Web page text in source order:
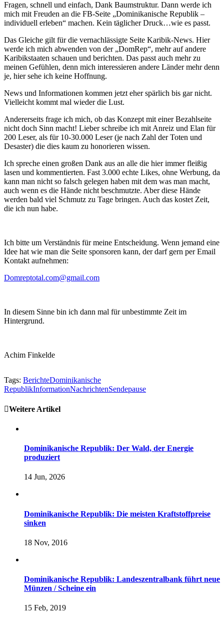
Fragen, schnell und einfach, Dank Baumstruktur. Dann werde ich
mich mit Freuden an die FB-Seite „Dominikanische Republik –
individuell erleben“ machen. Kein täglicher Druck…wie es passt.
Das Gleiche gilt für die vernachlässigte Seite Karibik-News. Hier
werde ich mich abwenden von der „DomRep“, mehr auf andere
Karibikstaaten schauen und berichten. Das passt auch mehr zu
meinen Gefühlen, denn mich interessieren andere Länder mehr denn
je, hier sehe ich keine Hoffnung.
News und Informationen kommen jetzt eher spärlich bis gar nicht.
Vielleicht kommt mal wieder die Lust.
Andererseits frage ich mich, ob das Konzept mit einer Bezahlseite
nicht doch Sinn macht! Lieber schreibe ich mit Anreiz und Elan für
200 Leser, als für 10-30.000 Leser (je nach Zahl der Toten und
Desaster) die dies kaum zu honorieren wissen.
Ich spreche einen großen Dank aus an alle die hier immer fleißig
lasen und kommentierten. Fast 3.000 echte Likes, ohne Werbung, da
kann man nicht so falsch gelegen haben mit dem was man macht,
auch wenn es die Hände nicht beschmutzte. Aber diese Hände
werden bald viel Schmutz zu Tage bringen. Auch das kostet Zeit,
die ich nun habe.
Ich bitte um Verständnis für meine Entscheidung. Wenn jemand eine
Idee hat wie man die Seite sponsoren kann, der darf gern per Email
Kontakt aufnehmen:
Domreptotal.com@gmail.com
In diesem Sinne bin ich dann mal für unbestimmte Zeit im
Hintergrund.
Achim Finkelde
Tags: BerichteDominikanische
RepublikInformationNachrichtenSendepause
Weitere Artikel
Dominikanische Republik: Der Wald, der Energie
produziert
14 Jun, 2026
Dominikanische Republik: Die meisten Kraftstoffpreise
sinken
18 Nov, 2016
Dominikanische Republik: Landeszentralbank führt neue
Münzen / Scheine ein
15 Feb, 2019